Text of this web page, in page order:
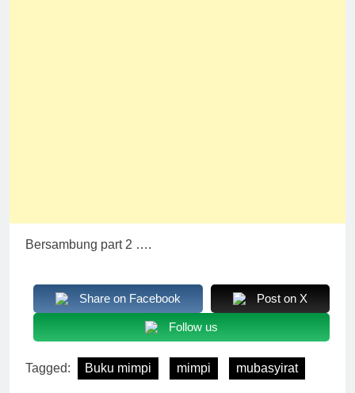
Bersambung part 2 ….
Share on Facebook Post on X
Follow us
Tagged: Buku mimpi mimpi mubasyirat